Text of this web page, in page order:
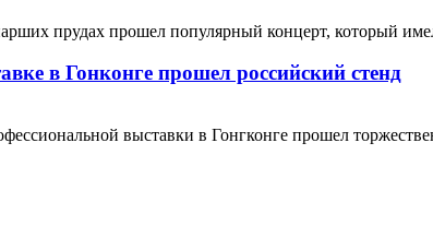
прудах прошел популярный концерт, который
в Гонконге прошел российский стенд
выставки в Гонгконге прошел